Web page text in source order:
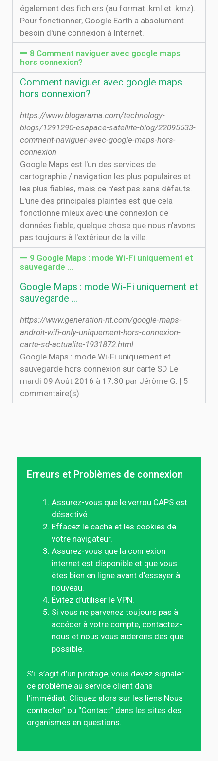
également des fichiers (au format .kml et .kmz).
Pour fonctionner, Google Earth a absolument
besoin d'une connexion à Internet.
8 Comment naviguer avec google maps
hors connexion?
Comment naviguer avec google maps
hors connexion?
https://www.blogarama.com/technology-
blogs/1291290-esapace-satellite-blog/22095533-
comment-naviguer-avec-google-maps-hors-
connexion
Google Maps est l'un des services de
cartographie / navigation les plus populaires et
les plus fiables, mais ce n'est pas sans défauts.
L'une des principales plaintes est que cela
fonctionne mieux avec une connexion de
données fiable, quelque chose que nous n'avons
pas toujours à l'extérieur de la ville.
9 Google Maps : mode Wi-Fi uniquement et
sauvegarde …
Google Maps : mode Wi-Fi uniquement et
sauvegarde …
https://www.generation-nt.com/google-maps-
androit-wifi-only-uniquement-hors-connexion-
carte-sd-actualite-1931872.html
Google Maps : mode Wi-Fi uniquement et
sauvegarde hors connexion sur carte SD Le
mardi 09 Août 2016 à 17:30 par Jérôme G. | 5
commentaire(s)
Erreurs et Problèmes de connexion
Assurez-vous que le verrou CAPS est
désactivé.
Effacez le cache et les cookies de
votre navigateur.
Assurez-vous que la connexion
internet est disponible et que vous
êtes bien en ligne avant d’essayer à
nouveau.
Évitez d’utiliser le VPN.
Si vous ne parvenez toujours pas à
accéder à votre compte, contactez-
nous et nous vous aiderons dès que
possible.
S’il s’agit d’un piratage, vous devez signaler
ce problème au service client dans
l’immédiat. Cliquez alors sur les liens Nous
contacter” ou “Contact” dans les sites des
organismes en questions.